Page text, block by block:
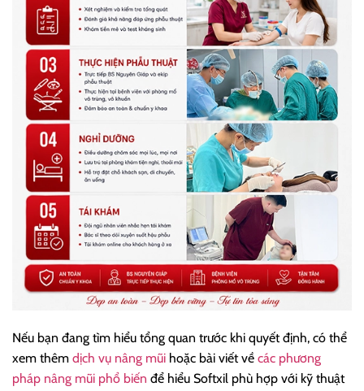
Nếu bạn đang tìm hiểu tổng quan trước khi quyết định, có thể
xem thêm dịch vụ nâng mũi hoặc bài viết về các phương
pháp nâng mũi phổ biến để hiểu Softxil phù hợp với kỹ thuật